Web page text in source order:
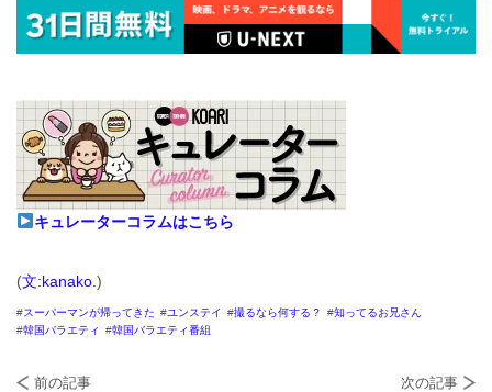
キュレーターコラムはこちら
(文:kanako. )
スーパーマンが帰ってきた ユンステイ 撮るなら何する？
知ってるお兄さん
韓国バラエティ
韓国バラエティ番組
前の記事 次の記事